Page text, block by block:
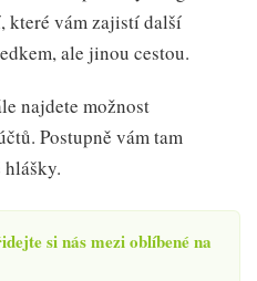
které vám zajistí další
ale jinou cestou.
najdete možnost
Postupně vám tam
si nás mezi oblíbené na